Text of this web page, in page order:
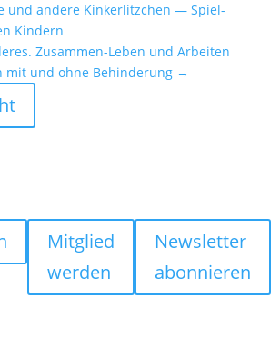
und andere Kinker­litz­chen — Spiel-
Kindern
Zusammen-Leben und Arbeiten
mit und ohne Behin­de­rung→
Mitglied
werden
Newsletter
abonnieren